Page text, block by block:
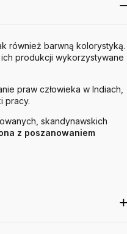
również barwną kolorystyką.
produkcji wykorzystywane
praw człowieka w Indiach,
pracy.
skandynawskich
z poszanowaniem